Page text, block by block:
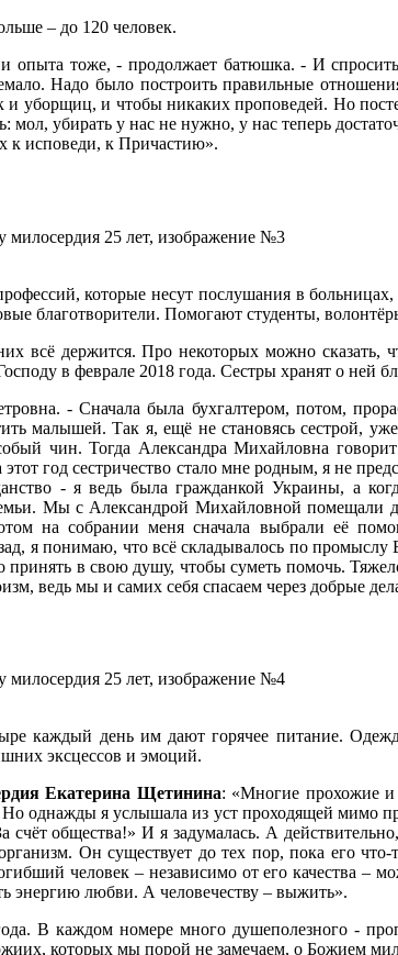
– до 120 человек.
опыта тоже, - продолжает батюшка. - И
Надо было построить правильные
и уборщиц, и чтобы никаких проповедей. Но
убирать у нас не нужно, у нас теперь
к исповеди, к Причастию».
которые несут послушания в
благотворители. Помогают студенты,
всё держится. Про некоторых можно
в феврале 2018 года. Сестры хранят о ней
- Сначала была бухгалтером, потом,
малышей. Так я, ещё не становясь сестрой,
чин. Тогда Александра Михайловна
год сестричество стало мне родным, я не
- я ведь была гражданкой Украины, а
Мы с Александрой Михайловной помещали
на собрании меня сначала выбрали её
я понимаю, что всё складывалось по
в свою душу, чтобы суметь помочь.
ведь мы и самих себя спасаем через добрые
каждый день им дают горячее питание.
эксцессов и эмоций.
Екатерина Щетинина: «Многие прохожие и
Но однажды я услышала из уст проходящей
общества!» И я задумалась. А
Он существует до тех пор, пока его
человек – независимо от его качества –
энергию любви. А человечеству – выжить».
В каждом номере много душеполезного -
которых мы порой не замечаем, о Божием